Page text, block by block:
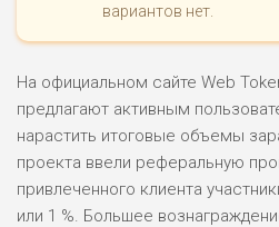
вариантов нет.
На официальном сайте Web
предлагают активным
нарастить итоговые объемы
проекта ввели реферальную
привлеченного клиента
или 1 %. Большее